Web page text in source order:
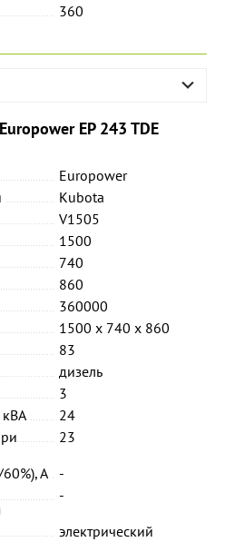
360
EP 243 TDE
Europower
Kubota
V1505
1500
740
860
360000
1500 х 740 х 860
83
дизель
3
24
23
А
-
-
электрический